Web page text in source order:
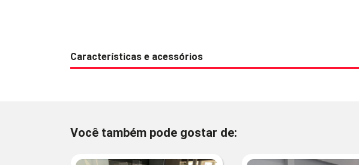
Características e acessórios
Você também pode gostar de: